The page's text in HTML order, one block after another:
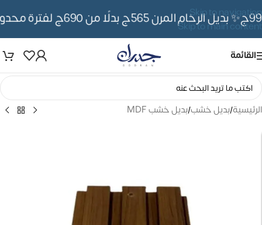
Skip to navigation
Skip to main content
✨ بديل الرخام المرن 565ج بدلًا من 690ج لفترة محدوده
القائمة
الرئيسية/بديل خشب/بديل خشب MDF